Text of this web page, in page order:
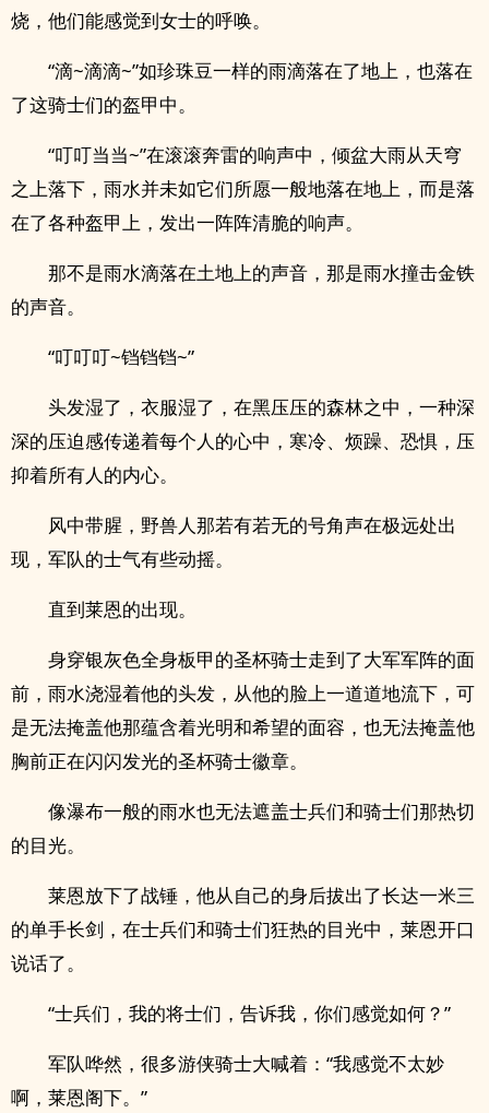
烧，他们能感觉到女士的呼唤。
“滴~滴滴~”如珍珠豆一样的雨滴落在了地上，也落在
了这骑士们的盔甲中。
“叮叮当当~”在滚滚奔雷的响声中，倾盆大雨从天穹
之上落下，雨水并未如它们所愿一般地落在地上，而是落
在了各种盔甲上，发出一阵阵清脆的响声。
那不是雨水滴落在土地上的声音，那是雨水撞击金铁
的声音。
“叮叮叮~铛铛铛~”
头发湿了，衣服湿了，在黑压压的森林之中，一种深
深的压迫感传递着每个人的心中，寒冷、烦躁、恐惧，压
抑着所有人的内心。
风中带腥，野兽人那若有若无的号角声在极远处出
现，军队的士气有些动摇。
直到莱恩的出现。
身穿银灰色全身板甲的圣杯骑士走到了大军军阵的面
前，雨水浇湿着他的头发，从他的脸上一道道地流下，可
是无法掩盖他那蕴含着光明和希望的面容，也无法掩盖他
胸前正在闪闪发光的圣杯骑士徽章。
像瀑布一般的雨水也无法遮盖士兵们和骑士们那热切
的目光。
莱恩放下了战锤，他从自己的身后拔出了长达一米三
的单手长剑，在士兵们和骑士们狂热的目光中，莱恩开口
说话了。
“士兵们，我的将士们，告诉我，你们感觉如何？”
军队哗然，很多游侠骑士大喊着：“我感觉不太妙
啊，莱恩阁下。”